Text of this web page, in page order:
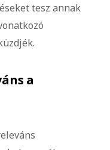
tesz annak
a